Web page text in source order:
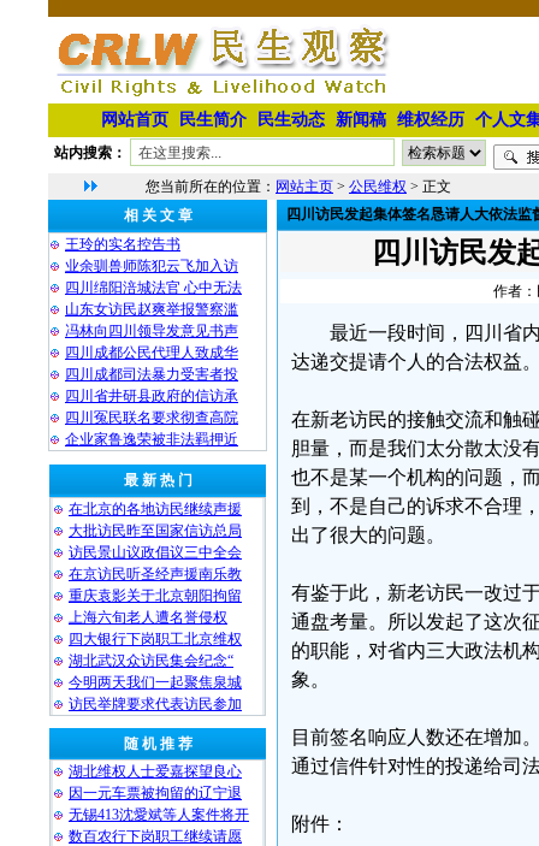
网站首页 民生简介 民生动态 新闻稿 维权经历 个人文
站内搜索：
您当前所在的位置： 网站主页 > 公民维权 > 正文
相 关 文 章
王玲的实名控告书
业余驯兽师陈犯云飞加入访
四川绵阳涪城法官 心中无法
山东女访民赵爽举报警察滥
冯林向四川领导发意见书声
四川成都公民代理人致成华
四川成都司法暴力受害者投
四川省井研县政府的信访承
四川冤民联名要求彻查高院
企业家鲁逸荣被非法羁押近
最 新 热 门
在北京的各地访民继续声援
大批访民昨至国家信访总局
访民景山议政倡议三中全会
在京访民听圣经声援南乐教
重庆袁影关于北京朝阳拘留
上海六旬老人遭名誉侵权
四大银行下岗职工北京维权
湖北武汉众访民集会纪念“
今明两天我们一起聚焦泉城
访民举牌要求代表访民参加
随 机 推 荐
湖北维权人士爱嘉探望良心
因一元车票被拘留的辽宁退
无锡413沈愛斌等人案件将开
数百农行下岗职工继续请愿
四川访民发起集体签名恳请人大依法监
四川访民发
作者：
最近一段时间，四川省
达递交提请个人的合法权益
在新老访民的接触交流和触
胆量，而是我们太分散太没
也不是某一个机构的问题，
到，不是自己的诉求不合理
出了很大的问题。
有鉴于此，新老访民一改过
通盘考量。所以发起了这次
的职能，对省内三大政法机
象。
目前签名响应人数还在增加
通过信件针对性的投递给司
附件：